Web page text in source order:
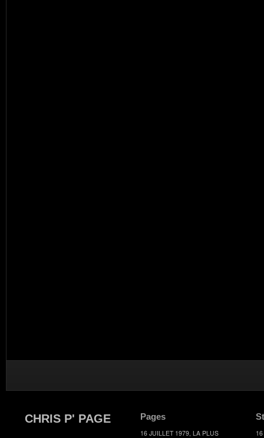
CHRIS P' PAGE Pages
16 JUILLET 1979, LA PLUS